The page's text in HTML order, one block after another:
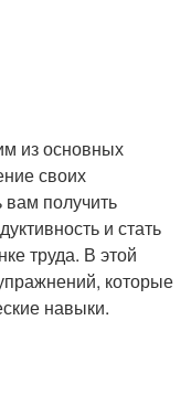
из основных
своих
получить
и стать
труда. В этой
которые
навыки.